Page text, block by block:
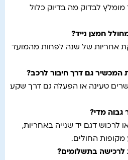
לבדוק מה בדיוק כלול
חמצן נייד?
אחריות של שנה לפחות מהמועד
המכשיר גם דרך חיבור לרכב?
טעינה או הפעלה גם דרך שקע
גבוה מדי?
לרכוש דגם יד שנייה באחריות,
מקופות החולים.
בתשלומים?